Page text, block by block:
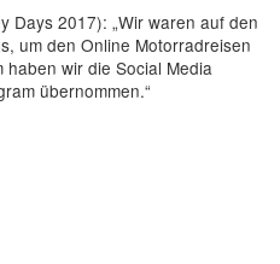
Days 2017): „Wir waren auf den
um den Online Motorradreisen
haben wir die Social Media
übernommen.“